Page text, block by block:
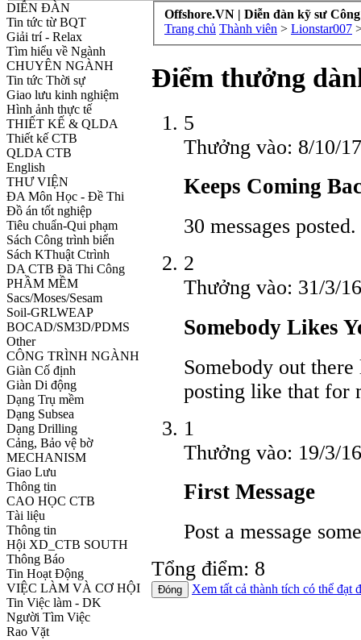
DIỄN ĐÀN
Tin tức từ BQT
Giải trí - Relax
Tìm hiểu về Ngành
CHUYÊN NGÀNH
Tin tức Thời sự
Giao lưu kinh nghiệm
Hình ảnh thực tế
THIẾT KẾ & QLDA
Thiết kế CTB
QLDA CTB
English
THƯ VIỆN
ĐA Môn Học - Đề Thi
Đồ án tốt nghiệp
Tiêu chuẩn-Qui phạm
Sách Công trình biển
Sách KThuật Ctrình
DA CTB Đã Thi Công
PHẦM MỀM
Sacs/Moses/Sesam
Soil-GRLWEAP
BOCAD/SM3D/PDMS
Other
CÔNG TRÌNH NGÀNH
Giàn Cố định
Giàn Di động
Dạng Trụ mềm
Dạng Subsea
Dạng Drilling
Cảng, Bảo vệ bờ
MECHANISM
Giao Lưu
Thông tin
CAO HỌC CTB
Tài liệu
Thông tin
Hội XD_CTB SOUTH
Thông Báo
Tin Hoạt Động
VIỆC LÀM VÀ CƠ HỘI
Tin Việc làm - DK
Người Tìm Việc
Rao Vặt
Offshore.VN | Diễn đàn kỹ sư
Trang chủ Thành viên > Lionstar007
Điểm thưởng
5
Thưởng vào: 8/10/17
Keeps Coming
30 messages
2
Thưởng vào: 31/3/16
Somebody Likes
Somebody out
posting like that for
1
Thưởng vào: 19/3/16
First Message
Post a message
Tổng điểm: 8
Xem tất cả thành tích có thể đạt